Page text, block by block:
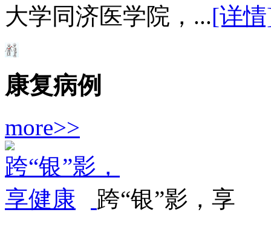
大学同济医学院，...[详
康复病例
more>>
跨“银”影，享